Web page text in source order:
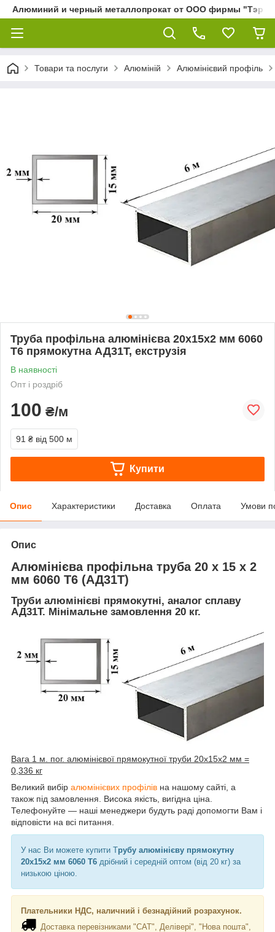
Алюминий и черный металлопрокат от ООО фирмы "Тэра"
Товари та послуги Алюміній Алюмінієвий профіль
Труба профільна алюмінієва 20х15х2 мм 6060
Т6 прямокутна АД31Т, екструзія
В наявності
Опт і роздріб
100 ₴/м
91 ₴ від 500 м
Купити
Опис Характеристики Доставка Оплата Умови
Опис
Алюмінієва профільна труба 20 х 15 х 2
мм 6060 Т6 (АД31Т)
Труби алюмінієві прямокутні, аналог сплаву
АД31Т. Мінімальне замовлення 20 кг.
Вага 1 м. пог. алюмінієвої прямокутної труби 20х15х2 мм =
0,336 кг
Великий вибір алюмінієвих профілів на нашому сайті, а
також під замовлення. Висока якість, вигідна ціна.
Телефонуйте — наші менеджери будуть раді допомогти Вам і
відповісти на всі питання.
У нас Ви можете купити Трубу алюмінієву прямокутну
20х15х2 мм 6060 Т6 дрібний і середній оптом (від 20 кг) за
низькою ціною.
Плательники НДС, наличний і безнадійний розрахунок.
Доставка перевізниками "САТ", Делівері", "Нова пошта",